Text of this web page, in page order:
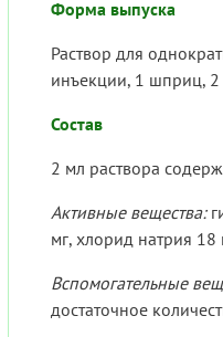
Форма выпуска
Раствор для
инъекции, 1 шприц, 2
Состав
2 мл раствора
Активные вещества:
мг, хлорид натрия
Вспомогательные
достаточное